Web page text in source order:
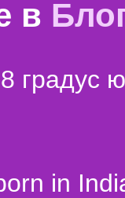
в
градус
in